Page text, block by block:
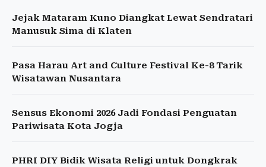
Jejak Mataram Kuno Diangkat Lewat Sendratari
Manusuk Sima di Klaten
Pasa Harau Art and Culture Festival Ke-8 Tarik
Wisatawan Nusantara
Sensus Ekonomi 2026 Jadi Fondasi Penguatan
Pariwisata Kota Jogja
PHRI DIY Bidik Wisata Religi untuk Dongkrak